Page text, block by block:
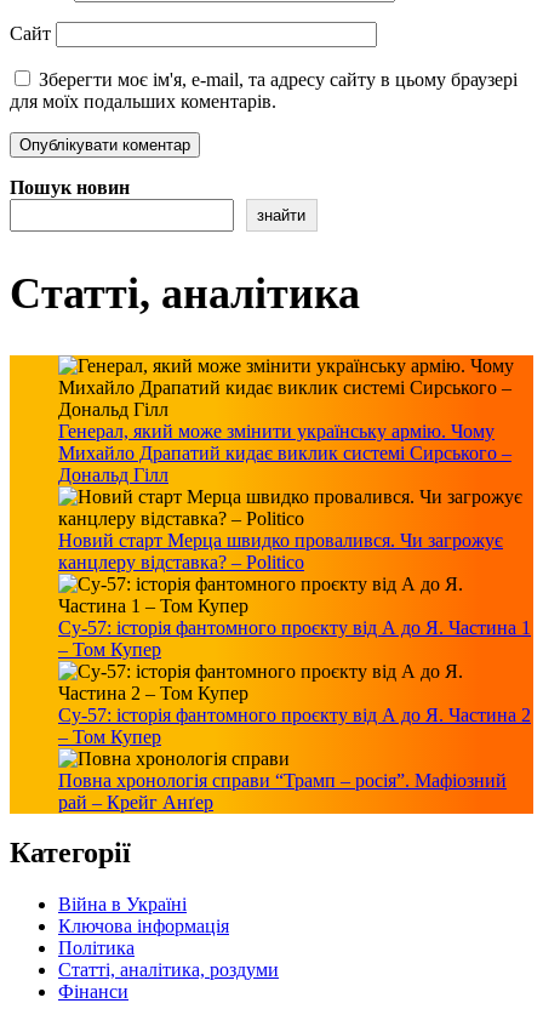
Сайт
Зберегти моє ім'я, e-mail, та адресу сайту в цьому браузері
для моїх подальших коментарів.
Пошук новин
знайти
Статті, аналітика
Генерал, який може змінити українську армію. Чому
Михайло Драпатий кидає виклик системі Сирського –
Дональд Гілл
Новий старт Мерца швидко провалився. Чи загрожує
канцлеру відставка? – Politico
Су-57: історія фантомного проєкту від А до Я. Частина 1
– Том Купер
Су-57: історія фантомного проєкту від А до Я. Частина 2
– Том Купер
Повна хронологія справи “Трамп – росія”. Мафіозний
рай – Крейг Анґер
Категорії
Війна в Україні
Ключова інформація
Політика
Статті, аналітика, роздуми
Фінанси